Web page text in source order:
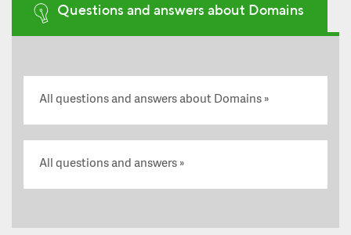
Questions and answers about Domains
All questions and answers about Domains
All questions and answers